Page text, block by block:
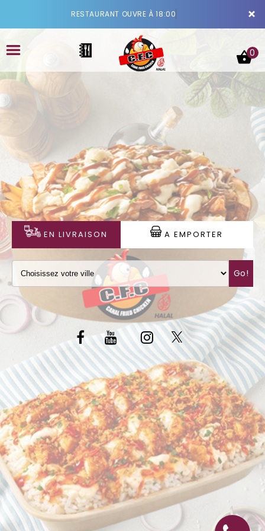
×
RESTAURANT OUVRE À 18:00
LA CARTE
VOTRE COMPTE
NOTRE RESTAURANT
VOS AVIS
MENTIONS LÉGALES
C.G.V
0
EN LIVRAISON A EMPORTER
Go!